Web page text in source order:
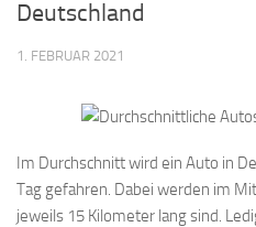
Deutschland
1. FEBRUAR 2021
Im Durchschnitt wird ein Auto in
Tag gefahren. Dabei werden im
jeweils 15 Kilometer lang sind.